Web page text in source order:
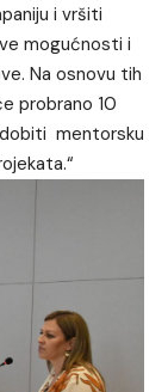
i vršiti
mogućnosti i
Na osnovu tih
probrano 10
dobiti mentorsku